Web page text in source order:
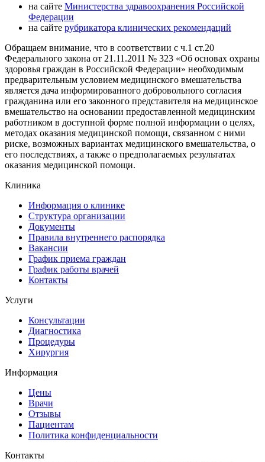
на сайте Министерства здравоохранения Российской
Федерации
на сайте рубрикатора клинических рекомендаций
Обращаем внимание, что в соответствии с ч.1 ст.20
Федерального закона от 21.11.2011 № 323 «Об основах охраны
здоровья граждан в Российской Федерации» необходимым
предварительным условием медицинского вмешательства
является дача информированного добровольного согласия
гражданина или его законного представителя на медицинское
вмешательство на основании предоставленной медицинским
работником в доступной форме полной информации о целях,
методах оказания медицинской помощи, связанном с ними
риске, возможных вариантах медицинского вмешательства, о
его последствиях, а также о предполагаемых результатах
оказания медицинской помощи.
Клиника
Информация о клинике
Структура организации
Документы
Правила внутреннего распорядка
Вакансии
График приема граждан
График работы врачей
Контакты
Услуги
Консультации
Диагностика
Процедуры
Хирургия
Информация
Цены
Врачи
Отзывы
Пациентам
Политика конфиденциальности
Контакты